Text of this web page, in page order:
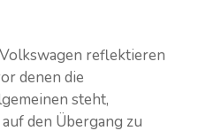
reflektieren
denen die
steht,
den Übergang zu